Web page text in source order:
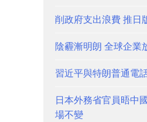
削政府支出浪費 推日
陰霾漸明朗 全球企業
習近平與特朗普通電
日本外務省官員晤中
場不變